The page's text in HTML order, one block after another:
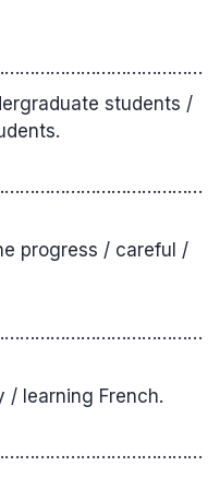
students /
progress / careful /
/ learning French.